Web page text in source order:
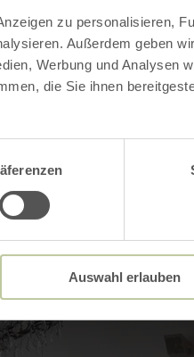
zu personalisieren,
Außerdem geben
Werbung und Analysen
die Sie ihnen
Auswahl erlauben
von
Land,
direkt.de